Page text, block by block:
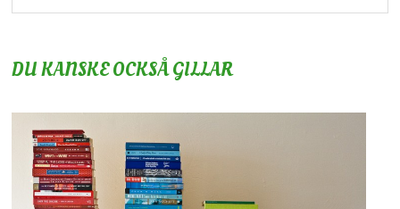
DU KANSKE OCKSÅ GILLAR